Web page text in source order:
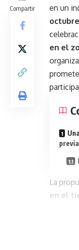
Compartir
en un
en el
previa
La
en el